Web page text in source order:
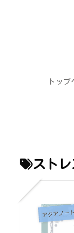
トップ
ストレ
アクアノート